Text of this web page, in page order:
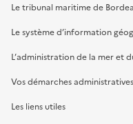
Le tribunal maritime de
Le système d’information
L’administration de la mer et
Vos démarches administratives
Les liens utiles